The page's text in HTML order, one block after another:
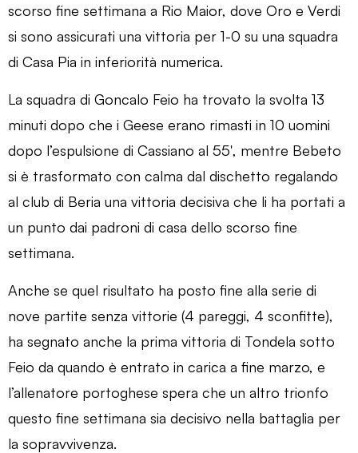
scorso fine settimana a Rio Maior, dove Oro e Verdi
si sono assicurati una vittoria per 1-0 su una squadra
di Casa Pia in inferiorità numerica.
La squadra di Goncalo Feio ha trovato la svolta 13
minuti dopo che i Geese erano rimasti in 10 uomini
dopo l’espulsione di Cassiano al 55′, mentre Bebeto
si è trasformato con calma dal dischetto regalando
al club di Beria una vittoria decisiva che li ha portati a
un punto dai padroni di casa dello scorso fine
settimana.
Anche se quel risultato ha posto fine alla serie di
nove partite senza vittorie (4 pareggi, 4 sconfitte),
ha segnato anche la prima vittoria di Tondela sotto
Feio da quando è entrato in carica a fine marzo, e
l’allenatore portoghese spera che un altro trionfo
questo fine settimana sia decisivo nella battaglia per
la sopravvivenza.